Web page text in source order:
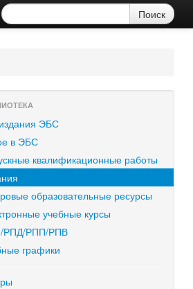
ЭБС
в ЭБС
квалификационные работы
образовательные ресурсы
учебные курсы
РПД/РПП/РПВ
графики